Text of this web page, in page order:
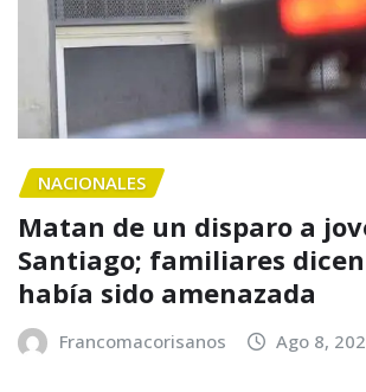
NACIONALES
Matan de un disparo a
Santiago; familiares
había sido amenazada
Francomacorisanos Ago 8,